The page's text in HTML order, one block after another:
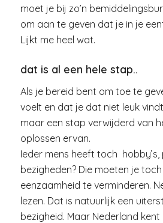
moet je bij zo’n
om aan te geven dat je in je
Lijkt me heel wat.
dat is al een hele stap..
Als je bereid bent om toe te
voelt en dat je dat niet leuk
maar een stap verwijderd van
oplossen ervan.
Ieder mens heeft toch hobby’s,
bezigheden? Die moeten je
eenzaamheid te verminderen.
lezen. Dat is natuurlijk een
bezigheid. Maar Nederland kent